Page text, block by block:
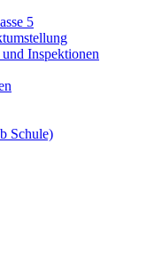
5
Inspektionen
Schule)